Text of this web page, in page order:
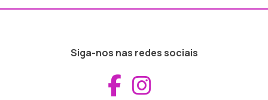
Siga-nos nas redes sociais
Aceder ao